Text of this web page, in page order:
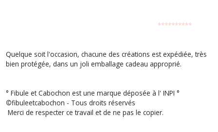
**********
Quelque soit l'occasion, chacune des créations est expédiée, très
bien protégée, dans un joli emballage cadeau approprié.
° Fibule et Cabochon est une marque déposée à l' INPI °
©fibuleetcabochon - Tous droits réservés
Merci de respecter ce travail et de ne pas le copier.